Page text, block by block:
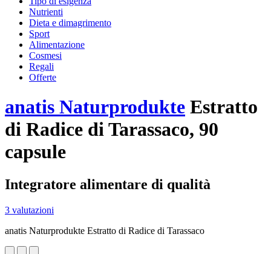
Nutrienti
Dieta e dimagrimento
Sport
Alimentazione
Cosmesi
Regali
Offerte
anatis Naturprodukte Estratto
di Radice di Tarassaco, 90
capsule
Integratore alimentare di qualità
3 valutazioni
anatis Naturprodukte Estratto di Radice di Tarassaco